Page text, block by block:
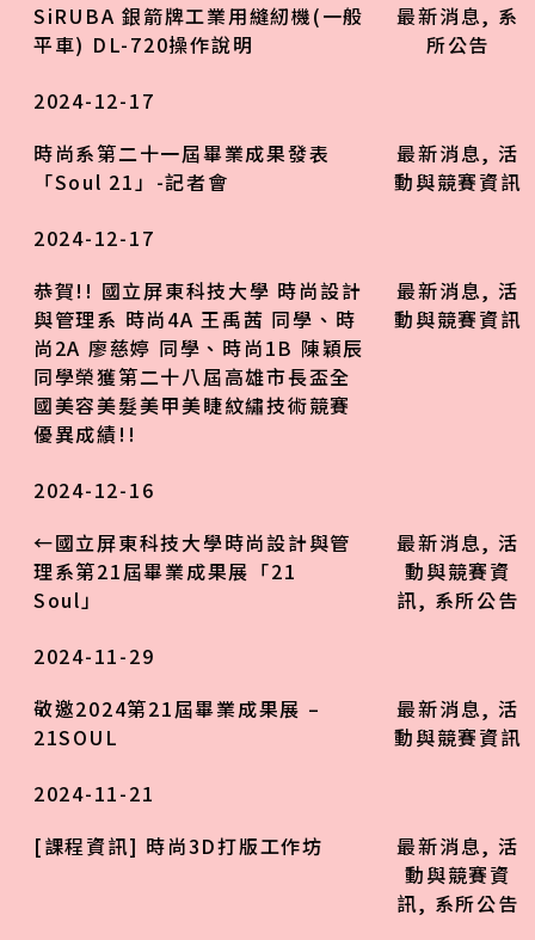
SiRUBA 銀箭牌工業用縫紉機(一般
平車) DL-720操作說明
最新消息, 系
所公告
2024-12-17
時尚系第二十一屆畢業成果發表
「Soul 21」-記者會
最新消息, 活
動與競賽資訊
2024-12-17
恭賀!! 國立屏東科技大學 時尚設計
與管理系 時尚4A 王禹茜 同學、時
尚2A 廖慈婷 同學、時尚1B 陳穎辰
同學榮獲第二十八屆高雄市長盃全
國美容美髮美甲美睫紋繡技術競賽
優異成績!!
最新消息, 活
動與競賽資訊
2024-12-16
←國立屏東科技大學時尚設計與管
理系第21屆畢業成果展「21
Soul」
最新消息, 活
動與競賽資
訊, 系所公告
2024-11-29
敬邀2024第21屆畢業成果展 –
21SOUL
最新消息, 活
動與競賽資訊
2024-11-21
[課程資訊] 時尚3D打版工作坊
最新消息, 活
動與競賽資
訊, 系所公告